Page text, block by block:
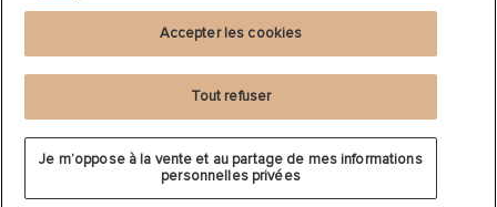
Déclaration de confidentialité|Cookie Settings|Cookie Notice|Conditions
d'utilisation
2024 DRiV Automotive Inc. ou l'une de ses filiales dans un ou plusieurs pays.
Je m’oppose à la vente et au partage de mes informations
personnelles privées
Tout refuser
Accepter les cookies